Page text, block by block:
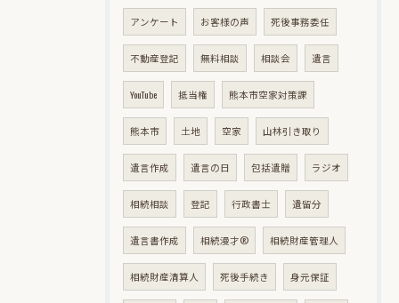
アンケート お客様の声 死後事務委任
不動産登記 無料相談 相談会 遺言
YouTube 抵当権 熊本市空家対策課
熊本市 土地 空家 山林引き取り
遺言作成 遺言の日 包括遺贈 ラジオ
相続相談 登記 行政書士 遺留分
遺言書作成 相続漫才® 相続財産管理人
相続財産清算人 死後手続き 身元保証